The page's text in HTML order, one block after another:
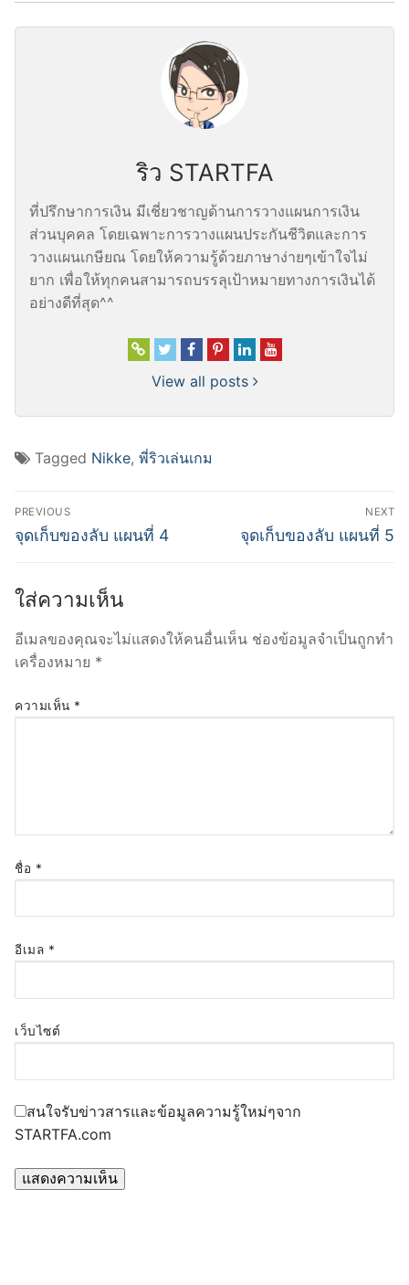
ริว STARTFA
ที่ปรึกษาการเงิน มีเชี่ยวชาญด้านการวางแผนการเงิน
ส่วนบุคคล โดยเฉพาะการวางแผนประกันชีวิตและการ
วางแผนเกษียณ โดยให้ความรู้ด้วยภาษาง่ายๆเข้าใจไม่
ยาก เพื่อให้ทุกคนสามารถบรรลุเป้าหมายทางการเงินได้
อย่างดีที่สุด^^
View all posts
Tagged Nikke, พี่ริวเล่นเกม
แนะแนว
เรื่อง
PREVIOUS
Previous
จุดเก็บของลับ แผนที่ 4
NEXT
Next
จุดเก็บของลับ แผนที่ 5
ใส่ความเห็น
อีเมลของคุณจะไม่แสดงให้คนอื่นเห็น ช่องข้อมูลจำเป็นถูกทำ
เครื่องหมาย *
ความเห็น *
ชื่อ *
อีเมล *
เว็บไซต์
สนใจรับข่าวสารและข้อมูลความรู้ใหม่ๆจาก
STARTFA.com